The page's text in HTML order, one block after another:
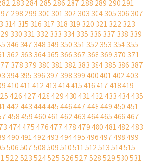
283 284285 286 287 288 289 290 291
298 299 300 301302 303 304305 306 307
314315 316 317 318 319 320 321322 323
330 331332 333 334335 336 337 338 339
346 347 348 349 350 351352 353 354355
362 363 364365 366 367 368 369 370 371
378 379 380 381382 383 384385 386 387
394395 396 397 398 399400401402403
410411412413414415416417418419
426427428429430431432433434435
442443444445446447448449450451
458459460461462463464465466467
474475476477478479480481482483
490491492493494495496497498499
506507508509510511512513514515
522523524525526527528529530531